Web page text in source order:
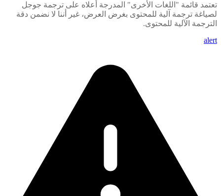
تعتمد قائمة "اللغات الأخرى" المدرجة أعلاه على ترجمة جوجل
لصياغة ترجمة آلية للمحتوى بغرض العرض، غير أننا لا نضمن دقة
الترجمة الآلية للمحتوى.
alert